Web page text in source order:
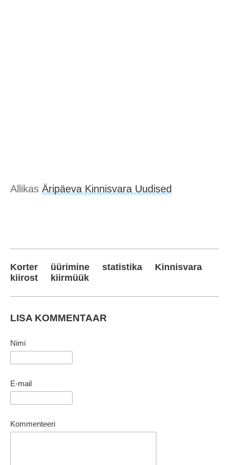
Allikas Äripäeva Kinnisvara Uudised
Korter üürimine statistika
Kinnisvara
kiirost
kiirmüük
LISA KOMMENTAAR
Nimi
E-mail
Kommenteeri